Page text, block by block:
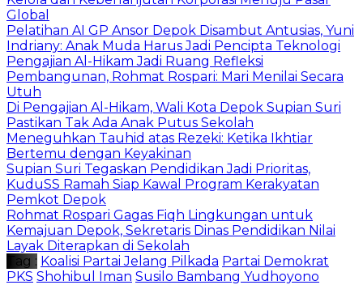
Global
Pelatihan AI GP Ansor Depok Disambut Antusias, Yuni
Indriany: Anak Muda Harus Jadi Pencipta Teknologi
Pengajian Al-Hikam Jadi Ruang Refleksi
Pembangunan, Rohmat Rospari: Mari Menilai Secara
Utuh
Di Pengajian Al-Hikam, Wali Kota Depok Supian Suri
Pastikan Tak Ada Anak Putus Sekolah
Meneguhkan Tauhid atas Rezeki: Ketika Ikhtiar
Bertemu dengan Keyakinan
Supian Suri Tegaskan Pendidikan Jadi Prioritas,
KuduSS Ramah Siap Kawal Program Kerakyatan
Pemkot Depok
Rohmat Rospari Gagas Fiqh Lingkungan untuk
Kemajuan Depok, Sekretaris Dinas Pendidikan Nilai
Layak Diterapkan di Sekolah
Tag : Koalisi Partai Jelang Pilkada Partai Demokrat
PKS Shohibul Iman Susilo Bambang Yudhoyono